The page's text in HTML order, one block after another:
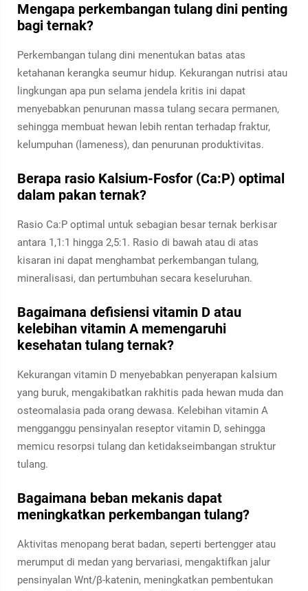
Mengapa perkembangan tulang dini penting
bagi ternak?
Perkembangan tulang dini menentukan batas atas
ketahanan kerangka seumur hidup. Kekurangan nutrisi atau
lingkungan apa pun selama jendela kritis ini dapat
menyebabkan penurunan massa tulang secara permanen,
sehingga membuat hewan lebih rentan terhadap fraktur,
kelumpuhan (lameness), dan penurunan produktivitas.
Berapa rasio Kalsium-Fosfor (Ca:P) optimal
dalam pakan ternak?
Rasio Ca:P optimal untuk sebagian besar ternak berkisar
antara 1,1:1 hingga 2,5:1. Rasio di bawah atau di atas
kisaran ini dapat menghambat perkembangan tulang,
mineralisasi, dan pertumbuhan secara keseluruhan.
Bagaimana defisiensi vitamin D atau
kelebihan vitamin A memengaruhi
kesehatan tulang ternak?
Kekurangan vitamin D menyebabkan penyerapan kalsium
yang buruk, mengakibatkan rakhitis pada hewan muda dan
osteomalasia pada orang dewasa. Kelebihan vitamin A
mengganggu pensinyalan reseptor vitamin D, sehingga
memicu resorpsi tulang dan ketidakseimbangan struktur
tulang.
Bagaimana beban mekanis dapat
meningkatkan perkembangan tulang?
Aktivitas menopang berat badan, seperti bertengger atau
merumput di medan yang bervariasi, mengaktifkan jalur
pensinyalan Wnt/β-katenin, meningkatkan pembentukan